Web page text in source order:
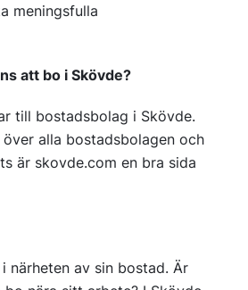
meningsfulla
att bo i Skövde?
till bostadsbolag i Skövde.
alla bostadsbolagen och
är skovde.com en bra sida
närheten av sin bostad. Är